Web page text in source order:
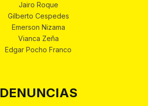
Jairo Roque
Gilberto Cespedes
Emerson Nizama
Vianca Zeña
Edgar Pocho Franco
DENUNCIAS